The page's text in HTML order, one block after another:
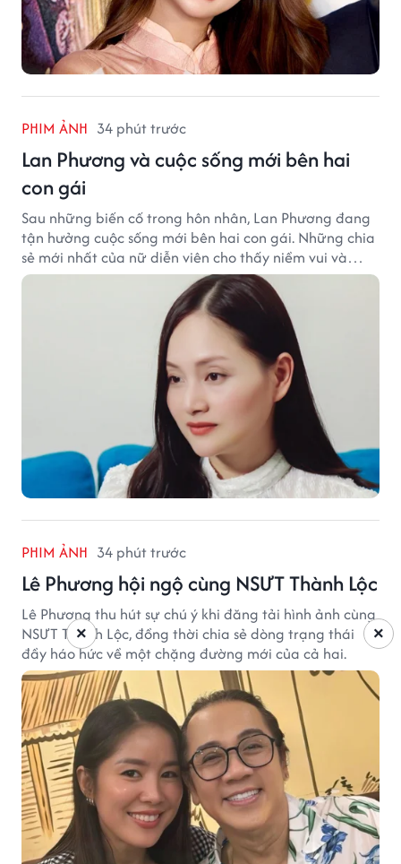
PHIM ẢNH 34 phút trước
Lan Phương và cuộc sống mới bên hai
con gái
Sau những biến cố trong hôn nhân, Lan Phương đang
tận hưởng cuộc sống mới bên hai con gái. Những chia
sẻ mới nhất của nữ diễn viên cho thấy niềm vui và
hạnh phúc hiện tại đến từ những điều bình dị mỗi
PHIM ẢNH 34 phút trước
Lê Phương hội ngộ cùng NSƯT Thành Lộc
Lê Phương thu hút sự chú ý khi đăng tải hình ảnh cùng
NSƯT Thành Lộc, đồng thời chia sẻ dòng trạng thái
đầy háo hức về một chặng đường mới của cả hai.
×
×